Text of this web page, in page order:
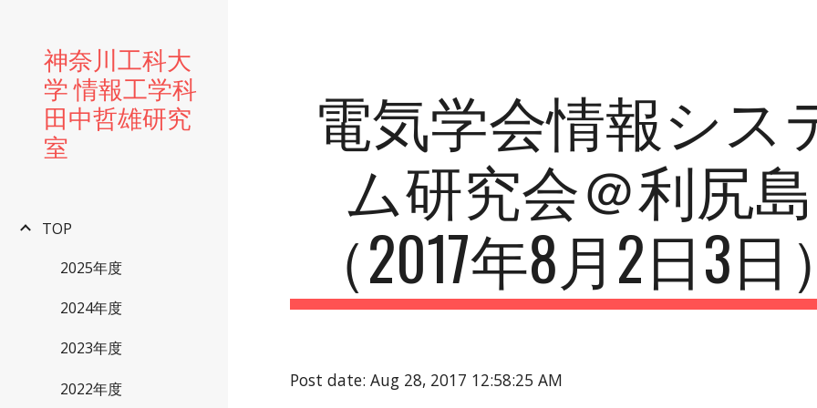
神奈川工科大
学 情報工学科
田中哲雄研究
室
TOP
2025年度
2024年度
2023年度
2022年度
電気学会情報シス
ム研究会＠利尻島
（2017年8月2日3日）
Post date: Aug 28, 2017 12:58:25 AM